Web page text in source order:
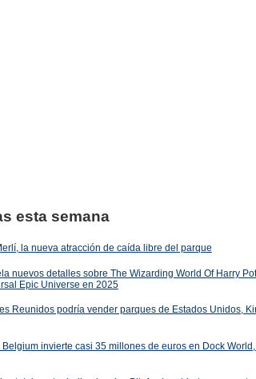
esta semana
la nueva atracción de caída libre del parque
nuevos detalles sobre The Wizarding World Of Harry
Epic Universe en 2025
Reunidos podría vender parques de Estados Unidos,
invierte casi 35 millones de euros en Dock